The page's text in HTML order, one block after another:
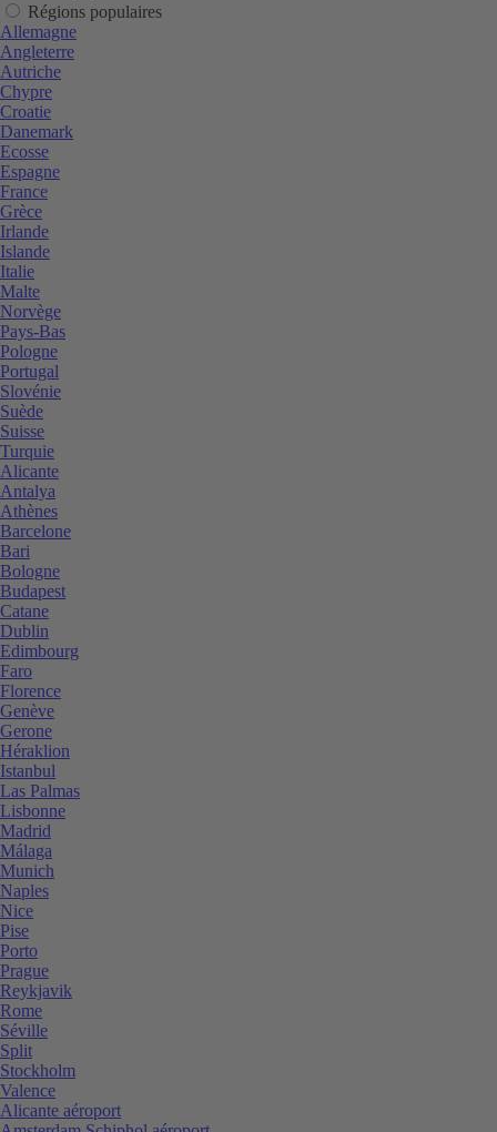
Régions populaires
Allemagne
Angleterre
Autriche
Chypre
Croatie
Danemark
Ecosse
Espagne
France
Grèce
Irlande
Islande
Italie
Malte
Norvège
Pays-Bas
Pologne
Portugal
Slovénie
Suède
Suisse
Turquie
Alicante
Antalya
Athènes
Barcelone
Bari
Bologne
Budapest
Catane
Dublin
Edimbourg
Faro
Florence
Genève
Gerone
Héraklion
Istanbul
Las Palmas
Lisbonne
Madrid
Málaga
Munich
Naples
Nice
Pise
Porto
Prague
Reykjavik
Rome
Séville
Split
Stockholm
Valence
Alicante aéroport